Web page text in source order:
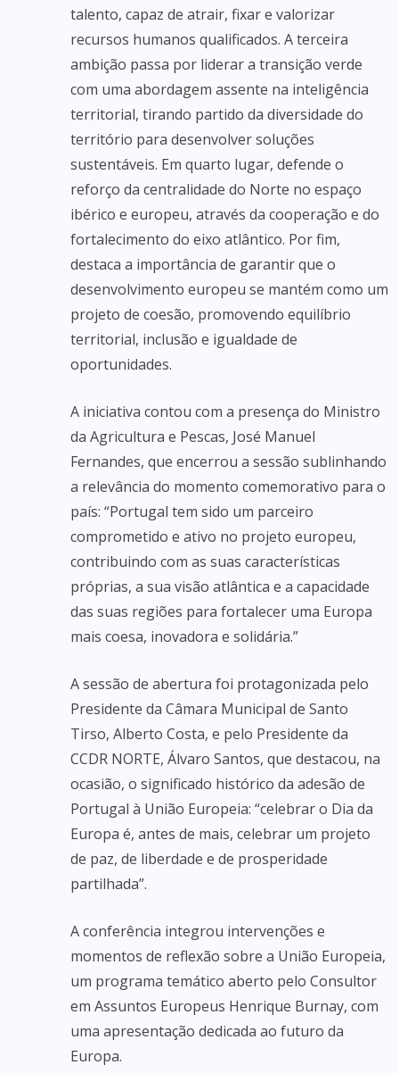
talento, capaz de atrair, fixar e valorizar
recursos humanos qualificados. A terceira
ambição passa por liderar a transição verde
com uma abordagem assente na inteligência
territorial, tirando partido da diversidade do
território para desenvolver soluções
sustentáveis. Em quarto lugar, defende o
reforço da centralidade do Norte no espaço
ibérico e europeu, através da cooperação e do
fortalecimento do eixo atlântico. Por fim,
destaca a importância de garantir que o
desenvolvimento europeu se mantém como um
projeto de coesão, promovendo equilíbrio
territorial, inclusão e igualdade de
oportunidades.
A iniciativa contou com a presença do Ministro
da Agricultura e Pescas, José Manuel
Fernandes, que encerrou a sessão sublinhando
a relevância do momento comemorativo para o
país: “Portugal tem sido um parceiro
comprometido e ativo no projeto europeu,
contribuindo com as suas características
próprias, a sua visão atlântica e a capacidade
das suas regiões para fortalecer uma Europa
mais coesa, inovadora e solidária.”
A sessão de abertura foi protagonizada pelo
Presidente da Câmara Municipal de Santo
Tirso, Alberto Costa, e pelo Presidente da
CCDR NORTE, Álvaro Santos, que destacou, na
ocasião, o significado histórico da adesão de
Portugal à União Europeia: “celebrar o Dia da
Europa é, antes de mais, celebrar um projeto
de paz, de liberdade e de prosperidade
partilhada”.
A conferência integrou intervenções e
momentos de reflexão sobre a União Europeia,
um programa temático aberto pelo Consultor
em Assuntos Europeus Henrique Burnay, com
uma apresentação dedicada ao futuro da
Europa.